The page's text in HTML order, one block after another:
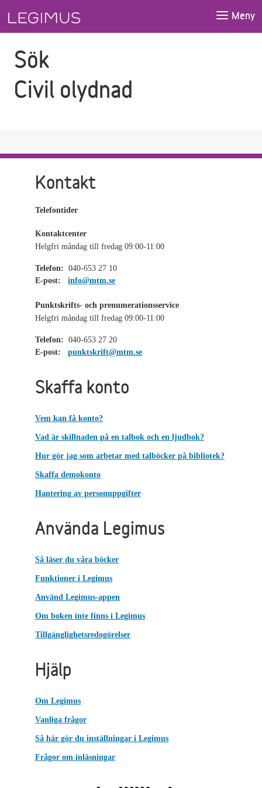
Meny
Sök
Civil olydnad
Kontakt
Telefontider
Kontaktcenter
Helgfri måndag till fredag 09:00-11:00
Telefon: 040-653 27 10
E-post:
info@mtm.se
Punktskrifts- och prenumerationsservice
Helgfri måndag till fredag 09:00-11:00
Telefon: 040-653 27 20
E-post:
punktskrift@mtm.se
Skaffa konto
Vem kan få konto?
Vad är skillnaden på en talbok och en ljudbok?
Hur gör jag som arbetar med talböcker på bibliotek?
Skaffa demokonto
Hantering av personuppgifter
Använda Legimus
Så läser du våra böcker
Funktioner i Legimus
Använd Legimus-appen
Om boken inte finns i Legimus
Tillgänglighetsredogörelser
Hjälp
Om Legimus
Vanliga frågor
Så här gör du inställningar i Legimus
Frågor om inläsningar